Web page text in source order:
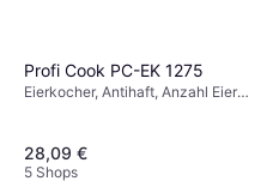
Profi Cook PC-EK 1275
Eierkocher, Antihaft, Anzahl Eier
28,09 €
5 Shops